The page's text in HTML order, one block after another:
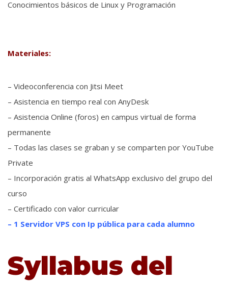
Conocimientos básicos de Linux y Programación
Materiales:
– Videoconferencia con Jitsi Meet
– Asistencia en tiempo real con AnyDesk
– Asistencia Online (foros) en campus virtual de forma
permanente
– Todas las clases se graban y se comparten por YouTube
Private
– Incorporación gratis al WhatsApp exclusivo del grupo del
curso
– Certificado con valor curricular
– 1 Servidor VPS con Ip pública para cada alumno
Syllabus del